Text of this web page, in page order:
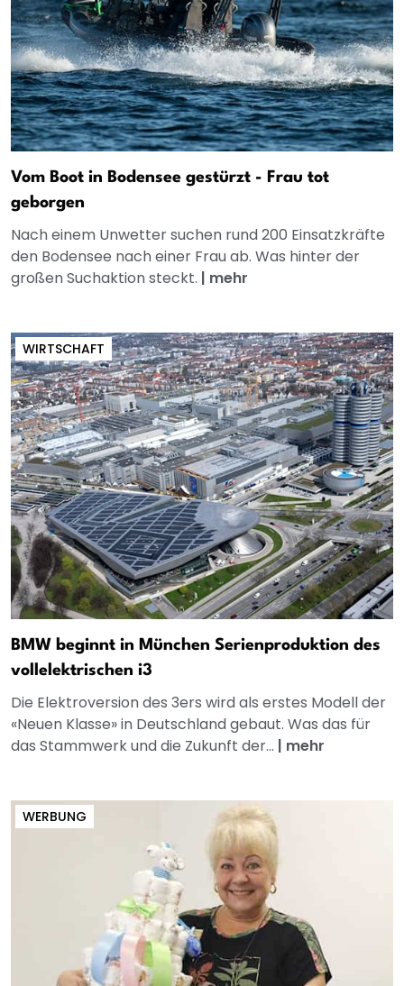
Vom Boot in Bodensee gestürzt - Frau tot
geborgen
Nach einem Unwetter suchen rund 200 Einsatzkräfte
den Bodensee nach einer Frau ab. Was hinter der
großen Suchaktion steckt. | mehr
WIRTSCHAFT
BMW beginnt in München Serienproduktion des
vollelektrischen i3
Die Elektroversion des 3ers wird als erstes Modell der
«Neuen Klasse» in Deutschland gebaut. Was das für
das Stammwerk und die Zukunft der... | mehr
WERBUNG